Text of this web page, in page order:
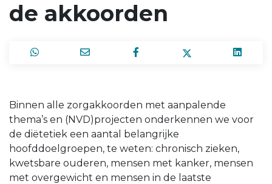
de akkoorden
Binnen alle zorgakkoorden met aanpalende
thema’s en (NVD)projecten onderkennen we voor
de diëtetiek een aantal belangrijke
hoofddoelgroepen, te weten: chronisch zieken,
kwetsbare ouderen, mensen met kanker, mensen
met overgewicht en mensen in de laatste